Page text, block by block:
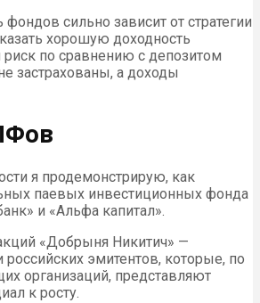
фондов сильно зависит от стратегии
хорошую доходность
риск по сравнению с депозитом
застрахованы, а доходы
я продемонстрирую, как
паевых инвестиционных фонда
и «Альфа капитал».
«Добрыня Никитич» —
эмитентов, которые, по
организаций, представляют
к росту.